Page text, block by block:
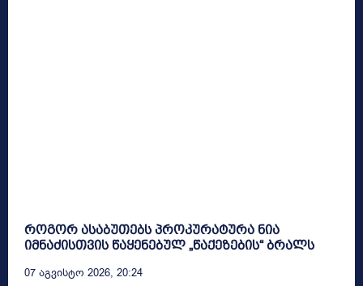
როგორ ასაბუთებს პროკურატურა ნია
იმნაძისთვის წაყენებულ „წაქეზების“ ბრალს
07 Აგვისტო 2026, 20:24